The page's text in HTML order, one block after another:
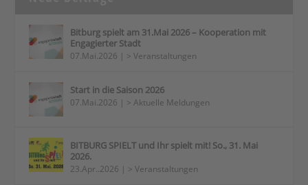
Bitburg spielt am 31.Mai 2026 – Kooperation mit
Engagierter Stadt
07.Mai.2026 | > Veranstaltungen
Start in die Saison 2026
07.Mai.2026 | > Aktuelle Meldungen
BITBURG SPIELT und Ihr spielt mit! So., 31. Mai
2026.
23.Apr..2026 | > Veranstaltungen